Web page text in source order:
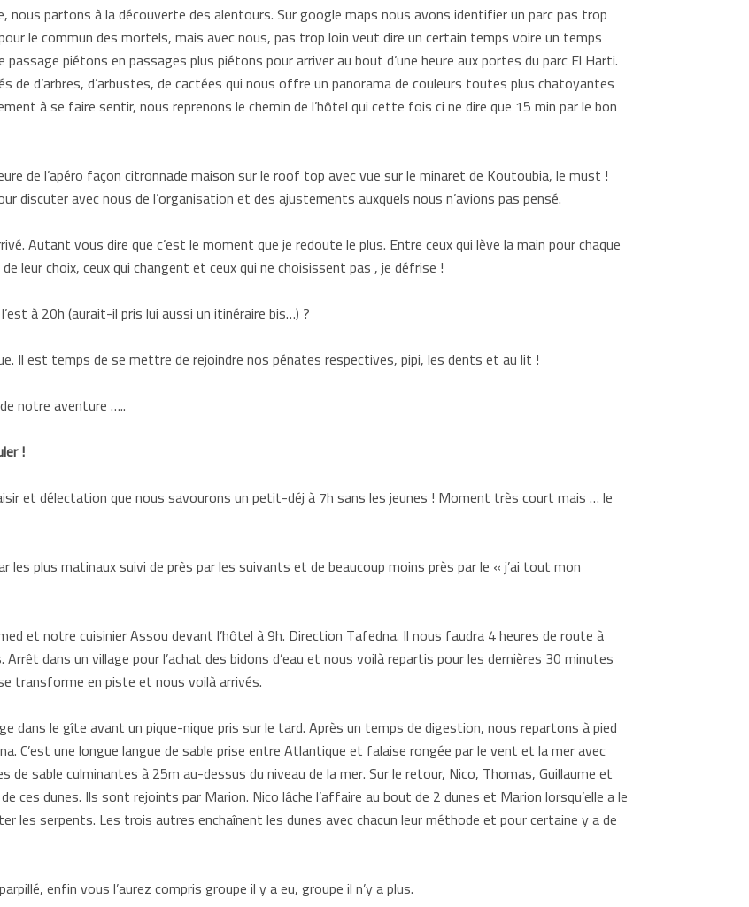
nous partons à la découverte des alentours. Sur google maps nous avons identifier un parc pas trop
le commun des mortels, mais avec nous, pas trop loin veut dire un certain temps voire un temps
piétons en passages plus piétons pour arriver au bout d’une heure aux portes du parc El Harti.
de d’arbres, d’arbustes, de cactées qui nous offre un panorama de couleurs toutes plus chatoyantes
à se faire sentir, nous reprenons le chemin de l’hôtel qui cette fois ci ne dire que 15 min par le bon
de l’apéro façon citronnade maison sur le roof top avec vue sur le minaret de Koutoubia, le must !
discuter avec nous de l’organisation et des ajustements auxquels nous n’avions pas pensé.
Autant vous dire que c’est le moment que je redoute le plus. Entre ceux qui lève la main pour chaque
leur choix, ceux qui changent et ceux qui ne choisissent pas , je défrise !
à 20h (aurait-il pris lui aussi un itinéraire bis…) ?
Il est temps de se mettre de rejoindre nos pénates respectives, pipi, les dents et au lit !
notre aventure …..
!
et délectation que nous savourons un petit-déj à 7h sans les jeunes ! Moment très court mais … le
plus matinaux suivi de près par les suivants et de beaucoup moins près par le « j’ai tout mon
et notre cuisinier Assou devant l’hôtel à 9h. Direction Tafedna. Il nous faudra 4 heures de route à
dans un village pour l’achat des bidons d’eau et nous voilà repartis pour les dernières 30 minutes
transforme en piste et nous voilà arrivés.
dans le gîte avant un pique-nique pris sur le tard. Après un temps de digestion, nous repartons à pied
C’est une longue langue de sable prise entre Atlantique et falaise rongée par le vent et la mer avec
de sable culminantes à 25m au-dessus du niveau de la mer. Sur le retour, Nico, Thomas, Guillaume et
ces dunes. Ils sont rejoints par Marion. Nico lâche l’affaire au bout de 2 dunes et Marion lorsqu’elle a le
les serpents. Les trois autres enchaînent les dunes avec chacun leur méthode et pour certaine y a de
enfin vous l’aurez compris groupe il y a eu, groupe il n’y a plus.